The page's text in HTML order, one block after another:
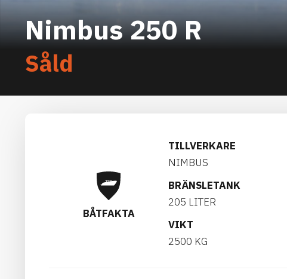
Nimbus 250 R
Såld
BÅTFAKTA
TILLVERKARE
NIMBUS
BRÄNSLETANK
205 LITER
VIKT
2500 KG